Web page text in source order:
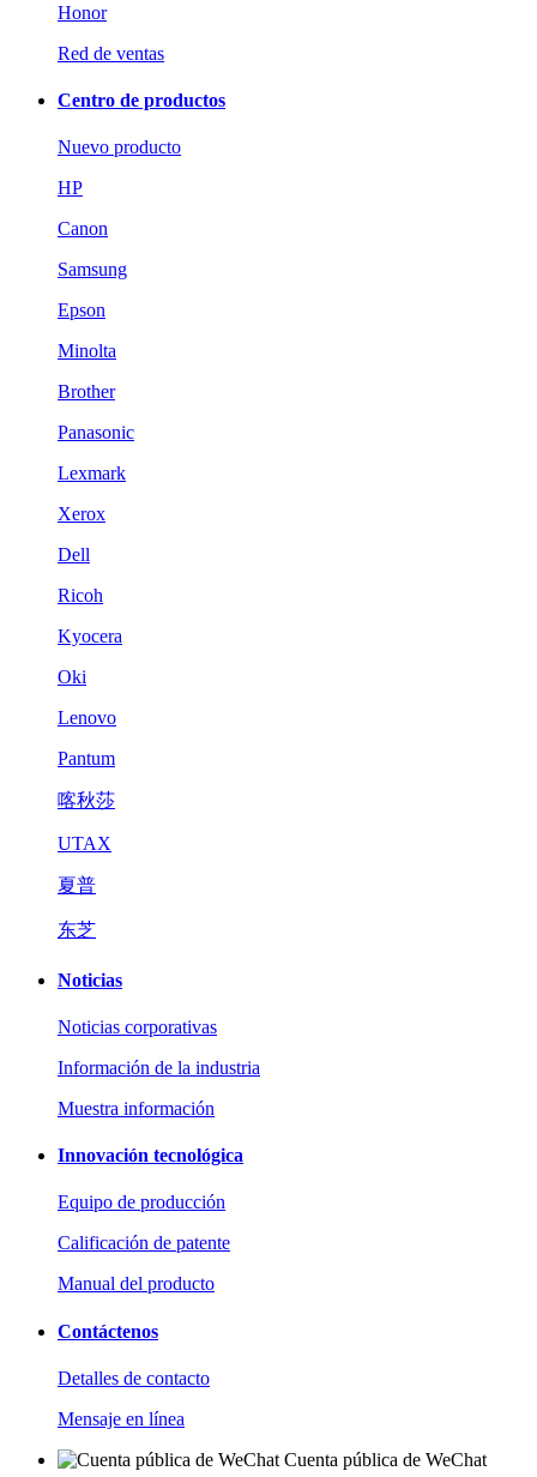
Honor
Red de ventas
Centro de productos
Nuevo producto
HP
Canon
Samsung
Epson
Minolta
Brother
Panasonic
Lexmark
Xerox
Dell
Ricoh
Kyocera
Oki
Lenovo
Pantum
喀秋莎
UTAX
夏普
东芝
Noticias
Noticias corporativas
Información de la industria
Muestra información
Innovación tecnológica
Equipo de producción
Calificación de patente
Manual del producto
Contáctenos
Detalles de contacto
Mensaje en línea
Cuenta pública de WeChat